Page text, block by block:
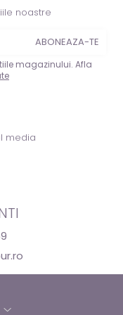
noastre
magazinului. Afla
media